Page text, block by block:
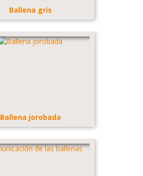
Ballena gris
Ballena jorobada